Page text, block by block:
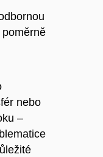
nebo
–